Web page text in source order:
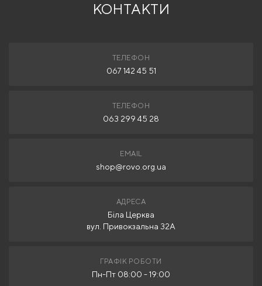
обробку персональних даних
КОНТАКТИ
ТЕЛЕФОН
067 142 45 51
ТЕЛЕФОН
063 299 45 28
EMAIL
shop@rovo.org.ua
АДРЕСА
Біла Церква
вул. Привокзальна 32А
ГРАФІК РОБОТИ
Пн-Пт 08:00 - 19:00